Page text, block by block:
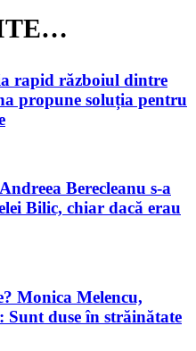
rapid războiul dintre
propune soluția pentru
Berecleanu s-a
Bilic, chiar dacă erau
Monica Melencu,
duse în străinătate